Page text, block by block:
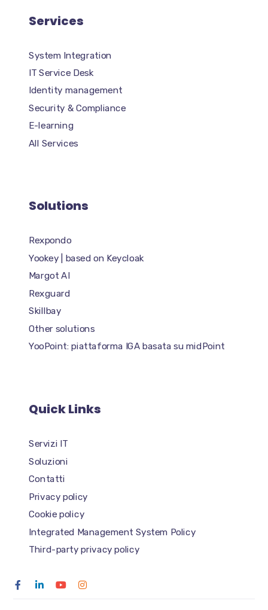
Services
System Integration
IT Service Desk
Identity management
Security & Compliance
E-learning
All Services
Solutions
Rexpondo
Yookey | based on Keycloak
Margot AI
Rexguard
Skillbay
Other solutions
YooPoint: piattaforma IGA basata su midPoint
Quick Links
Servizi IT
Soluzioni
Contatti
Privacy policy
Cookie policy
Integrated Management System Policy
Third-party privacy policy